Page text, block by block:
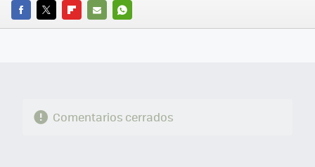
FACEBOOK
TWITTERFLIPBOARD
E-
WHATSAPP
Comentarios cerrados